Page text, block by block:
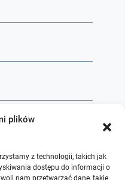
plików
z technologii, takich jak
dostępu do informacji o
nam przetwarzać dane, takie